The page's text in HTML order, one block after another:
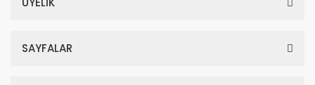
SAYFALAR